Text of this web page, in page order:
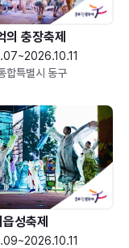
의 충장축제
합특별시 동구
성축제